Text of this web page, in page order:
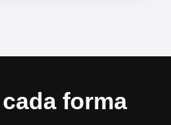
forma